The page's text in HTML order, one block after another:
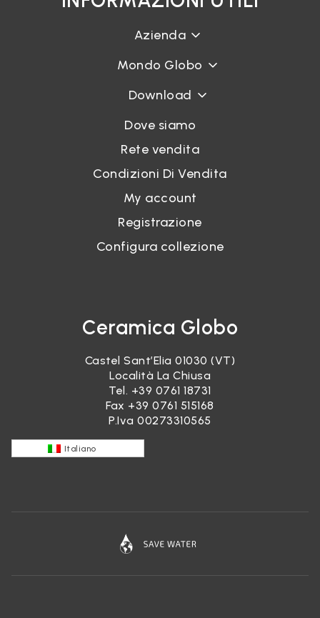
Azienda
Mondo Globo
Download
Dove siamo
Rete vendita
Condizioni Di Vendita
My account
Registrazione
Configura collezione
Ceramica Globo
Castel Sant’Elia 01030 (VT)
Località La Chiusa
Tel. +39 0761 18731
Fax +39 0761 515168
P.Iva 00273310565
Italiano